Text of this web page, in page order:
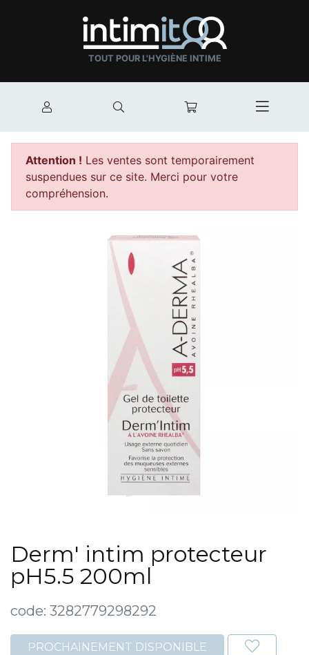
TOUT POUR L'HYGIÈNE INTIME
Mon compte Mon panier
Attention ! Les ventes sont temporairement
suspendues sur ce site. Merci pour votre
compréhension.
Derm' intim protecteur
pH5.5 200ml
code: 3282779298292
PROCHAINEMENT DISPONIBLE